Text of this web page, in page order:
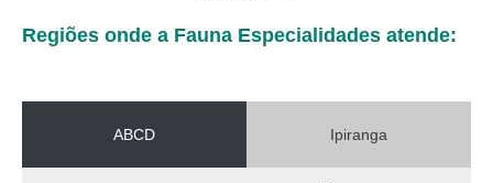
Regiões onde a Fauna Especialidades atende:
ABCD Ipiranga